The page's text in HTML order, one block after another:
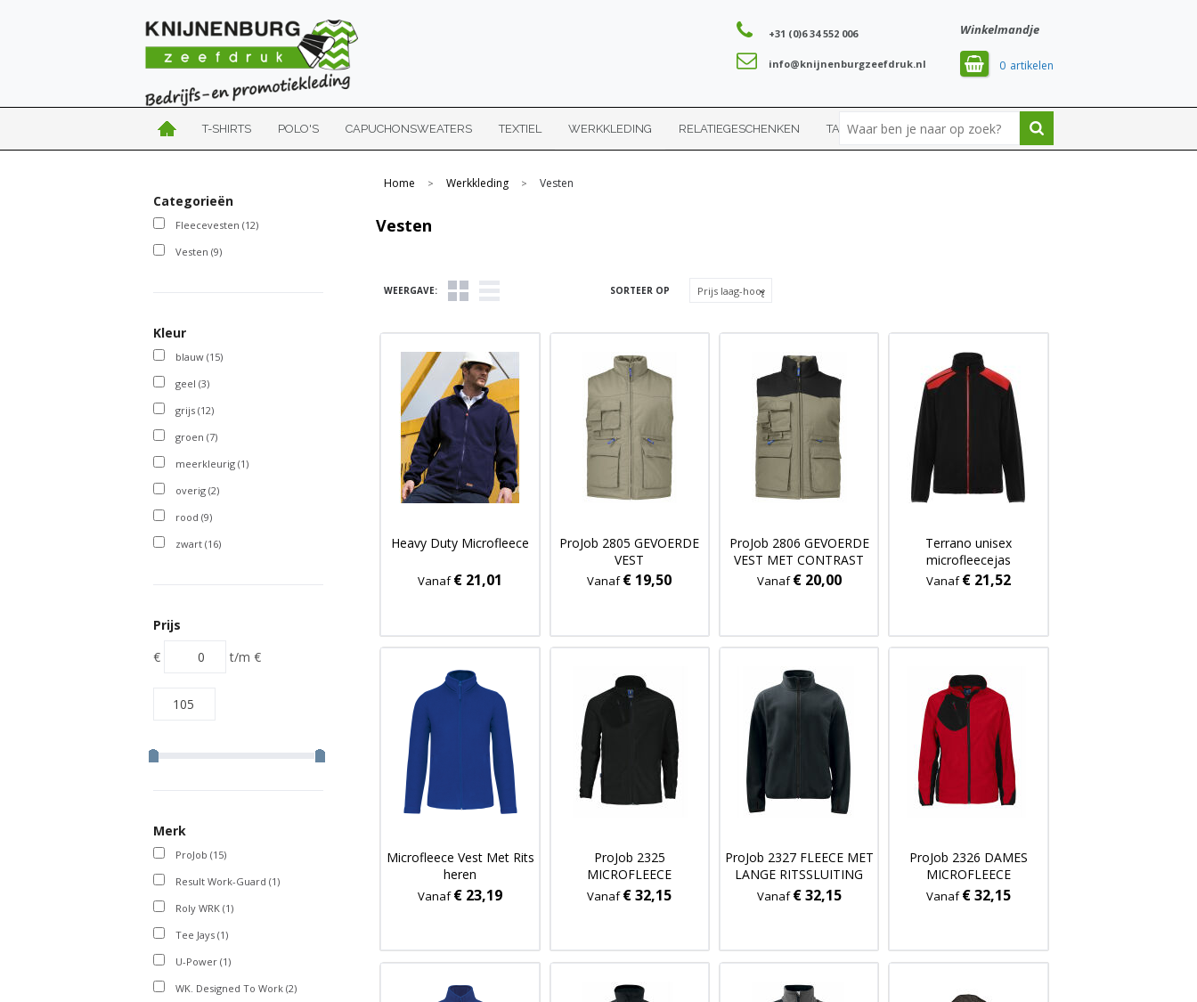
Winkelmandje
0
+31 (0)6 34 552 006
info@knijnenburgzeefdruk.nl
T-SHIRTS POLO'S CAPUCHONSWEATERS TEXTIEL WERKKLEDING RELATIEGESCHENKEN TASSEN SPORT
Categorieën
Fleecevesten (12)
Vesten (9)
Kleur
blauw (15)
geel (3)
grijs (12)
groen (7)
meerkleurig (1)
overig (2)
rood (9)
zwart (16)
Prijs
€
t/m €
Merk
ProJob (15)
Result Work-Guard (1)
Roly WRK (1)
Tee Jays (1)
U-Power (1)
WK. Designed To Work (2)
Home > Werkkleding > Vesten
Vesten
WEERGAVE: SORTEER OP
Heavy Duty Microfleece
Vanaf€ 21,01
ProJob 2805 GEVOERDE
VEST
Vanaf€ 19,50
ProJob 2806 GEVOERDE
VEST MET CONTRAST
Vanaf€ 20,00
Terrano unisex
microfleecejas
Vanaf€ 21,52
Microfleece Vest Met Rits
heren
Vanaf€ 23,19
ProJob 2325
MICROFLEECE
Vanaf€ 32,15
ProJob 2327 FLEECE MET
LANGE RITSSLUITING
Vanaf€ 32,15
ProJob 2326 DAMES
MICROFLEECE
Vanaf€ 32,15